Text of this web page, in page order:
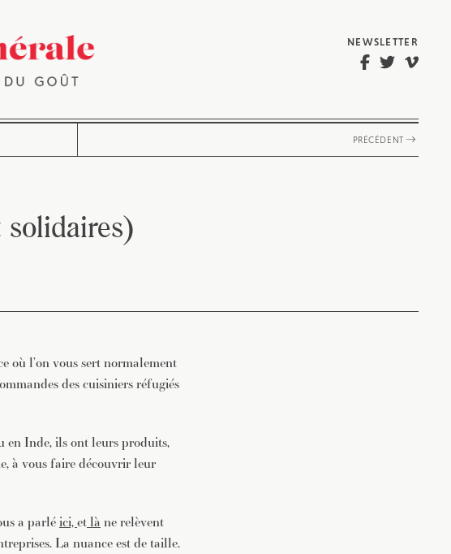
NEWSLETTER
PRÉCÉDENT
où l’on vous sert normalement
des cuisiniers réfugiés
en Inde, ils ont leurs produits,
à vous faire découvrir leur
a parléici,etlà ne relèvent
La nuance est de taille.